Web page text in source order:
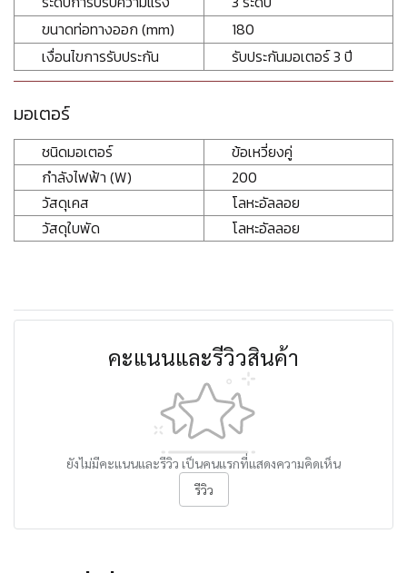
ขนาดท่อทางออก (mm)
180
เงื่อนไขการรับประกัน
รับประกันมอเตอร์ 3 ปี
มอเตอร์
ชนิดมอเตอร์
ข้อเหวี่ยงคู่
กำลังไฟฟ้า (W)
200
วัสดุเคส
โลหะอัลลอย
วัสดุใบพัด
โลหะอัลลอย
คะแนนและรีวิวสินค้า
ยังไม่มีคะแนนและรีวิว เป็นคนแรกที่แสดงความคิดเห็น
รีวิว